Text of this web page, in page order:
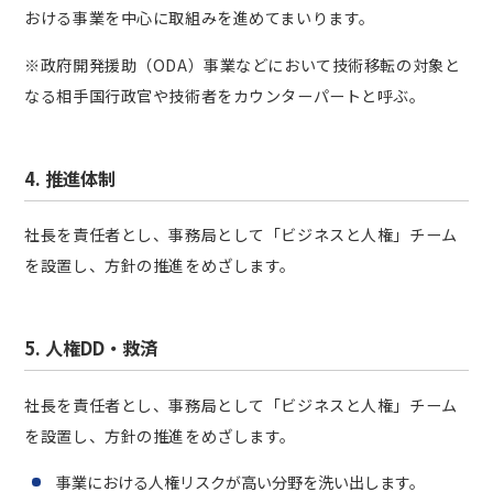
おける事業を中心に取組みを進めてまいります。
※政府開発援助（ODA）事業などにおいて技術移転の対象と
なる相手国行政官や技術者をカウンターパートと呼ぶ。
4. 推進体制
社長を責任者とし、事務局として「ビジネスと人権」チーム
を設置し、方針の推進をめざします。
5. 人権DD・救済
社長を責任者とし、事務局として「ビジネスと人権」チーム
を設置し、方針の推進をめざします。
事業における人権リスクが高い分野を洗い出します。